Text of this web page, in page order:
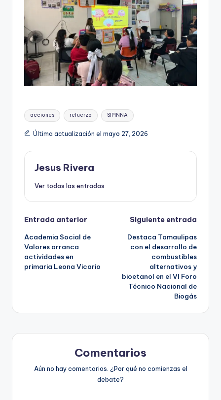
Etiquetas:
acciones refuerzo SIPINNA
Última actualización el mayo 27, 2026
Jesus Rivera
Ver todas las entradas
Navegación
de
entradas
Entrada anterior
Academia Social de
Valores arranca
actividades en
primaria Leona Vicario
Siguiente entrada
Destaca Tamaulipas
con el desarrollo de
combustibles
alternativos y
bioetanol en el VI Foro
Técnico Nacional de
Biogás
Comentarios
Aún no hay comentarios. ¿Por qué no comienzas el
debate?